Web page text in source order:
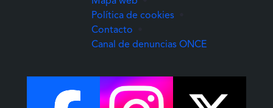
Política de cookies
Contacto
Canal de denuncias ONCE(Abre una